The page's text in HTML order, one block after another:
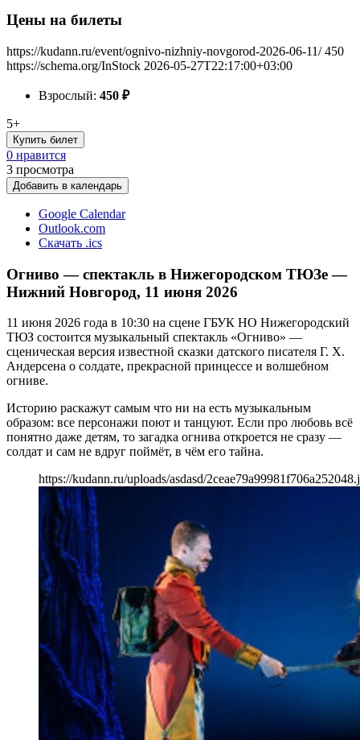
Цены на билеты
https://kudann.ru/event/ognivo-nizhniy-novgorod-2026-06-11/ 450
https://schema.org/InStock 2026-05-27T22:17:00+03:00
Взрослый: 450 ₽
5+
Купить билет
0 нравится
3 просмотра
Добавить в календарь
Google Calendar
Outlook.com
Скачать .ics
Огниво — спектакль в Нижегородском ТЮЗе —
Нижний Новгород, 11 июня 2026
11 июня 2026 года в 10:30 на сцене ГБУК НО Нижегородский
ТЮЗ состоится музыкальный спектакль «Огниво» —
сценическая версия известной сказки датского писателя Г. Х.
Андерсена о солдате, прекрасной принцессе и волшебном
огниве.
Историю раскажут самым что ни на есть музыкальным
образом: все персонажи поют и танцуют. Если про любовь всё
понятно даже детям, то загадка огнива откроется не сразу —
солдат и сам не вдруг поймёт, в чём его тайна.
https://kudann.ru/uploads/asdasd/